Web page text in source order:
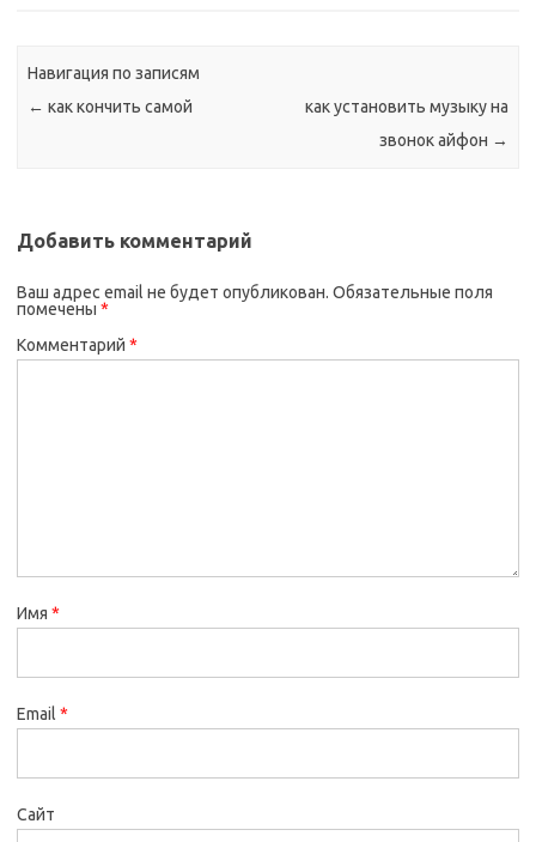
Навигация по записям
← как кончить самой
как установить музыку на
звонок айфон →
Добавить комментарий
Ваш адрес email не будет опубликован. Обязательные поля
помечены *
Комментарий *
Имя *
Email *
Сайт